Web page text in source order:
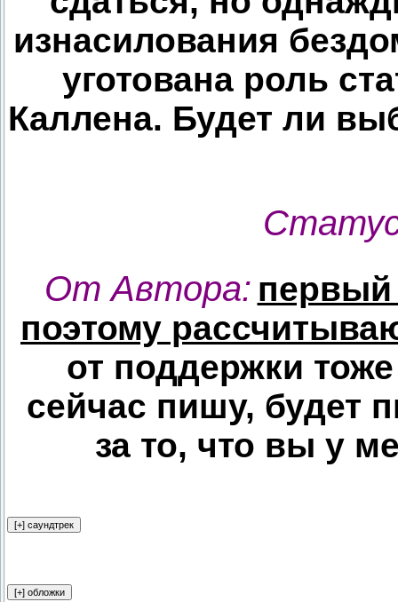
изнасилования
уготована роль
Каллена. Будет ли
От Автора: первый
поэтому
от поддержки
сейчас пишу, будет
за то, что вы у